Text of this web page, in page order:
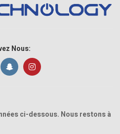
Nous:
ci-dessous. Nous restons à